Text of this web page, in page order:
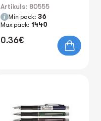
Artikuls: 80555
Min pack: 36
Max pack: 1440
0.36€